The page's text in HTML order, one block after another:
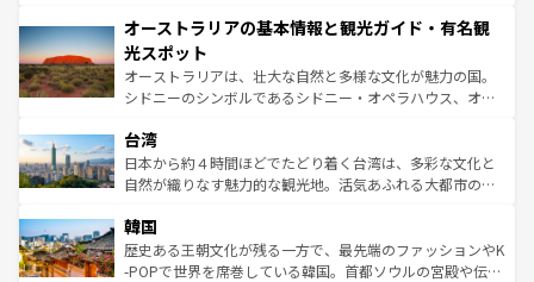
部のニューオーリンズでは、音楽と美食が融合した独特の
文化が魅力。旅行者はアメリカの各地域で異なる魅力を楽
しみながら、その多様性と豊かな歴史を感じることができ
るだろう。車でのロードトリップや列車の旅も、アメリカ
情報は
ワイ島は見逃せない。また、定番の観光地といえばオアフ
島だが、静かな自然を求めるならマウイ島やカウアイ島が
おすすめ。エメラルドグリーンに輝く海をはじめ、豊かな
文化や歴史が息づいている。「アロハスピリット」と呼ば
人々、おいしいローカルフードやハワイアンミュージッ
ク、伝統的なフラダンスなど、すべてがハワイの魅力を彩
っている。訪れるたびに新しい発見と感動が待っているハ
はコンテンツ一覧
オーストラリアの基本情報と観光ガイド・有名観
光スポット
オーストラリアは、壮大な自然と多様な文化が魅力の国。
シドニーのシンボルであるシドニー・オペラハウス、オー
リアリーフや大陸中央部にそびえるウルル（エアーズロッ
ク）、タスマニアの美しい原生林やケアンズの熱帯雨林な
ど、見どころがたくさん。また、カフェやワイン、オージ
いる。アクティビティも充実しており、サーフィンやダイ
ビング、ハイキングなど、アウトドア好きにはたまらな
い。オーストラリアの多彩な魅力を存分に味わいつくそ
台湾
日本から約４時間ほどでたどり着く台湾は、多彩な文化と
自然が織りなす魅力的な観光地。活気あふれる大都市の台
ン）、静ひつな山岳地帯である台湾東部など、都市の喧騒
と山間の静けさが共存しており、訪れる人に新しい発見と
驚きをもたらしてくれる。また、奥深い台湾の食文化も魅
韓国
歴史ある王朝文化が残る一方で、最先端のファッションやK
-POPで世界を席巻している韓国。首都ソウルの宮殿や伝統